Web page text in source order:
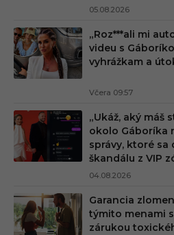
05.08.2026
„Roz***ali mi
videu s
vyhrážkam a
Včera 09:57
„Ukáž, aký máš
okolo Gáboríka
správy, ktoré sa
škandálu z VIP
04.08.2026
Garancia
týmito menami
zárukou